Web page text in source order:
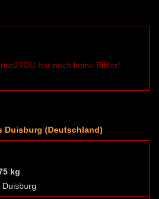
hat noch keine Bilder!
Duisburg (Deutschland)
kg